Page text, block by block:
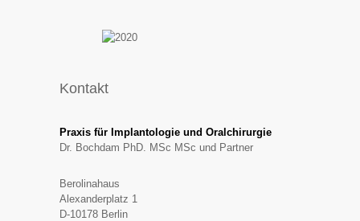
Kontakt
Praxis für Implantologie und Oralchirurgie
Dr. Bochdam PhD. MSc MSc und Partner
Berolinahaus
Alexanderplatz 1
D-10178 Berlin